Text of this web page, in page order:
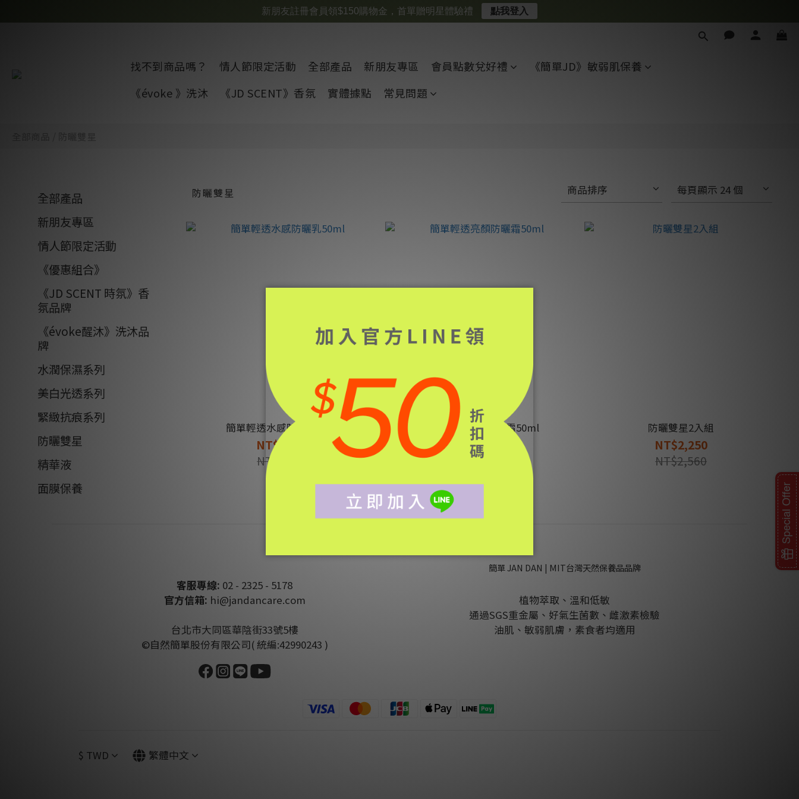
找不到商品嗎？ 情人節限定活動 全部產品 新朋友專區 會員點數兌好禮
《簡單JD》敏弱肌保養
《évoke 》洗沐
《JD SCENT》香氛 實體據點 常見問題
全部產品
新朋友專區
情人節限定活動
《優惠組合》
《JD SCENT 時氛》香
氛品牌
《évoke醒沐》洗沐品
牌
水潤保濕系列
美白光透系列
緊緻抗痕系列
防曬雙星
精華液
面膜保養
防曬雙星 商品排序 每頁顯示 24 個
簡單輕透水感防曬乳50ml
NT$1,150
NT$1,280
簡單輕透亮顏防曬霜50ml
NT$1,150
NT$1,280
防曬雙星2入組
NT$2,250
NT$2,560
客服專線: 02 - 2325 - 5178
官方信箱: hi@jandancare.com
台北市大同區華陰街33號5樓
©自然簡單股份有限公司( 統編:42990243 )
簡單 JAN DAN | MIT台灣天然保養品品牌
植物萃取、溫和低敏
通過SGS重金屬、好氣生菌數、雌激素檢驗
油肌、敏弱肌膚，素食者均適用
$ TWD 繁體中文
Special Offer
新朋友註冊會員領$150購物金，首單贈明星體驗禮 點我登入